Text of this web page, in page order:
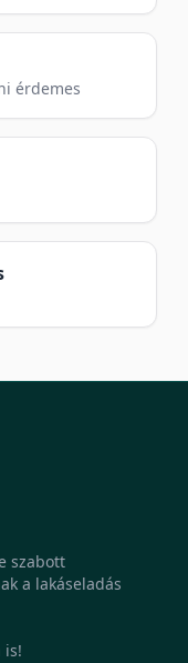
érdemes
szabott
a lakáseladás
is!